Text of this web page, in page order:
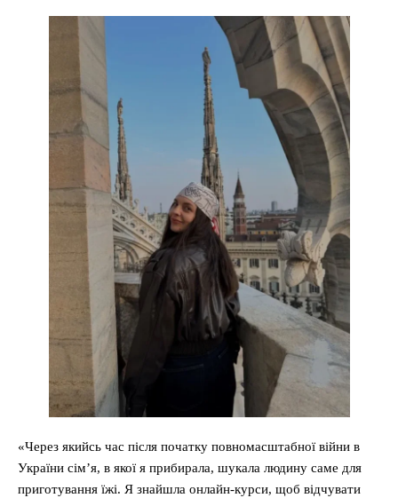
«Через якийсь час після початку повномасштабної війни в
України сім’я, в якої я прибирала, шукала людину саме для
приготування їжі. Я знайшла онлайн-курси, щоб відчувати